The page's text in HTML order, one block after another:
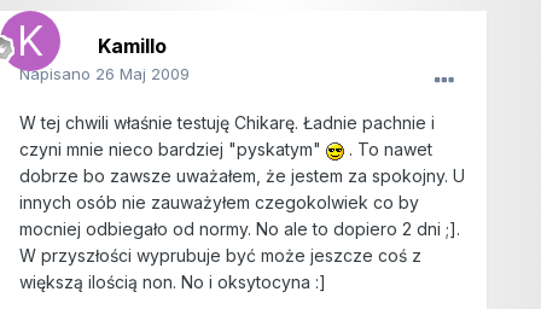
Kamillo
Napisano 26 Maj 2009
W tej chwili właśnie testuję Chikarę. Ładnie pachnie i
czyni mnie nieco bardziej "pyskatym"
. To nawet
dobrze bo zawsze uważałem, że jestem za spokojny. U
innych osób nie zauważyłem czegokolwiek co by
mocniej odbiegało od normy. No ale to dopiero 2 dni ;].
W przyszłości wyprubuje być może jeszcze coś z
większą ilością non. No i oksytocyna :]